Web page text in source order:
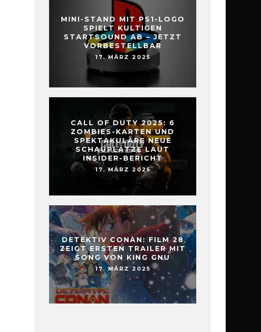
MINI-STAND MIT PS1-LOGO
SPIELT KULTIGEN
STARTSOUND AB – JETZT
VORBESTELLBAR
17. MÄRZ 2025
CALL OF DUTY 2025: 6
ZOMBIES-KARTEN UND
SPEKTAKULÄRE NEUE
SCHAUPLÄTZE LAUT
INSIDER-BERICHT
17. MÄRZ 2025
DETEKTIV CONAN: FILM 28
ZEIGT ERSTEN TRAILER MIT
SONG VON KING GNU
17. MÄRZ 2025